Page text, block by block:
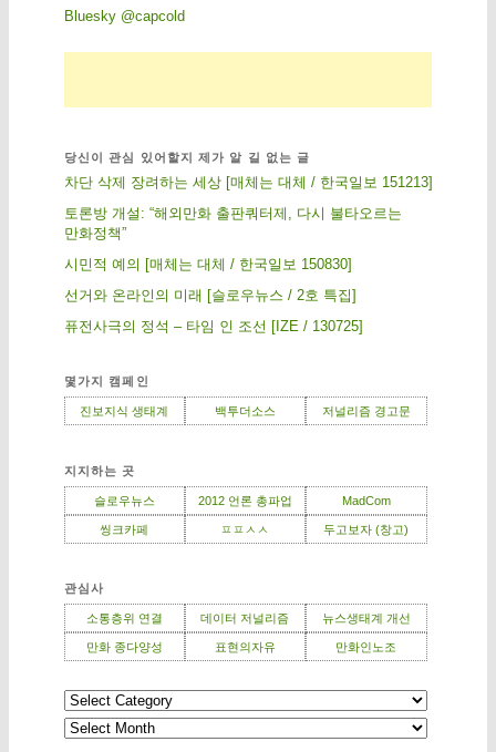
Bluesky @capcold
당신이 관심 있어할지 제가 알 길 없는 글
차단 삭제 장려하는 세상 [매체는 대체 / 한국일보 151213]
토론방 개설: “해외만화 출판쿼터제, 다시 불타오르는
만화정책”
시민적 예의 [매체는 대체 / 한국일보 150830]
선거와 온라인의 미래 [슬로우뉴스 / 2호 특집]
퓨전사극의 정석 – 타임 인 조선 [IZE / 130725]
몇가지 캠페인
진보지식 생태계 백투더소스 저널리즘 경고문
지지하는 곳
슬로우뉴스 2012 언론 총파업 MadCom
씽크카페 ㅍㅍㅅㅅ 두고보자 (창고)
관심사
소통층위 연결 데이터 저널리즘 뉴스생태계 개선
만화 종다양성 표현의자유 만화인노조